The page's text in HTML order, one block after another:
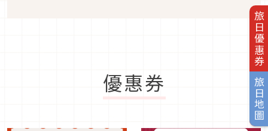
旅日優惠券
旅日地圖
優惠券